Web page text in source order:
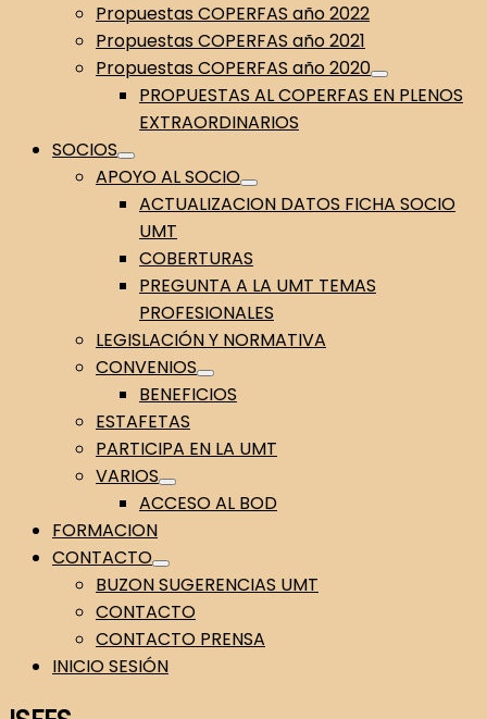
Propuestas COPERFAS año 2022
Propuestas COPERFAS año 2021
Propuestas COPERFAS año 2020
PROPUESTAS AL COPERFAS EN PLENOS
EXTRAORDINARIOS
SOCIOS
APOYO AL SOCIO
ACTUALIZACION DATOS FICHA SOCIO
UMT
COBERTURAS
PREGUNTA A LA UMT TEMAS
PROFESIONALES
LEGISLACIÓN Y NORMATIVA
CONVENIOS
BENEFICIOS
ESTAFETAS
PARTICIPA EN LA UMT
VARIOS
ACCESO AL BOD
FORMACION
CONTACTO
BUZON SUGERENCIAS UMT
CONTACTO
CONTACTO PRENSA
INICIO SESIÓN